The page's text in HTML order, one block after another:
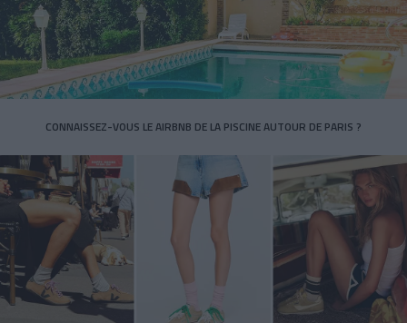
CONNAISSEZ-VOUS LE AIRBNB DE LA PISCINE AUTOUR DE PARIS ?